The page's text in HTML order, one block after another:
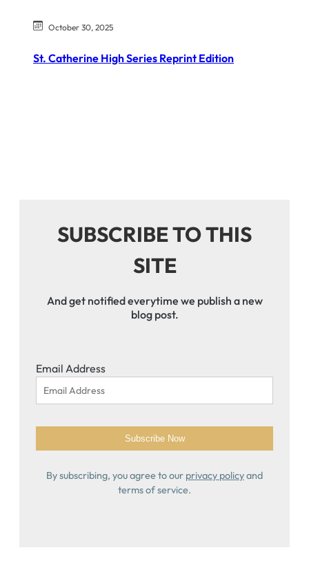
October 30, 2025
St. Catherine High Series Reprint Edition
SUBSCRIBE TO THIS
SITE
And get notified everytime we publish a new
blog post.
Email Address
By subscribing, you agree to our privacy policyand
terms of service.